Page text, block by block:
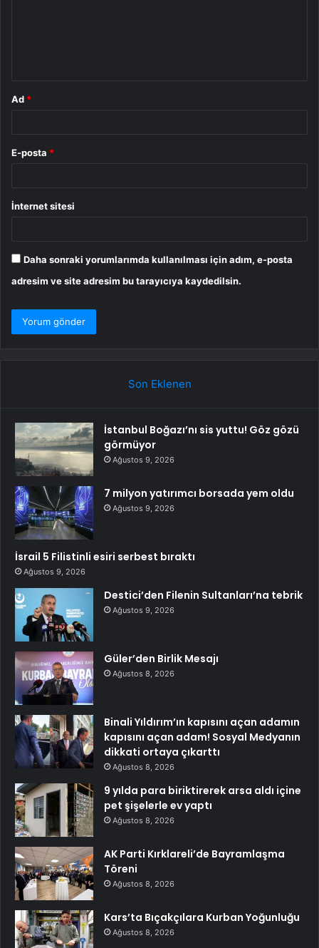
Ad *
E-posta *
İnternet sitesi
Daha sonraki yorumlarımda kullanılması için adım, e-posta
adresim ve site adresim bu tarayıcıya kaydedilsin.
Son Eklenen
İstanbul Boğazı’nı sis yuttu! Göz gözü
görmüyor
Ağustos 9, 2026
7 milyon yatırımcı borsada yem oldu
Ağustos 9, 2026
İsrail 5 Filistinli esiri serbest bıraktı
Ağustos 9, 2026
Destici’den Filenin Sultanları’na tebrik
Ağustos 9, 2026
Güler’den Birlik Mesajı
Ağustos 8, 2026
Binali Yıldırım’ın kapısını açan adamın
kapısını açan adam! Sosyal Medyanın
dikkati ortaya çıkarttı
Ağustos 8, 2026
9 yılda para biriktirerek arsa aldı içine
pet şişelerle ev yaptı
Ağustos 8, 2026
AK Parti Kırklareli’de Bayramlaşma
Töreni
Ağustos 8, 2026
Kars’ta Bıçakçılara Kurban Yoğunluğu
Ağustos 8, 2026